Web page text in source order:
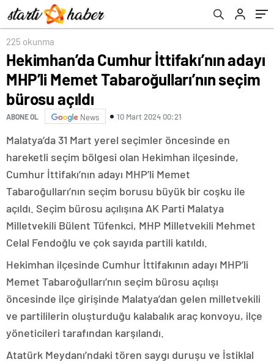
225 okunma
Hekimhan’da Cumhur İttifakı’nın adayı
MHP’li Memet Tabaroğulları’nın seçim
bürosu açıldı
ABONE OL News 10 Mart 2024 00:21
Malatya’da 31 Mart yerel seçimler öncesinde en
hareketli seçim bölgesi olan Hekimhan ilçesinde,
Cumhur İttifakı’nın adayı MHP’li Memet
Tabaroğulları’nın seçim borusu büyük bir coşku ile
açıldı. Seçim bürosu açılışına AK Parti Malatya
Milletvekili Bülent Tüfenkci, MHP Milletvekili Mehmet
Celal Fendoğlu ve çok sayıda partili katıldı.
Hekimhan ilçesinde Cumhur İttifakının adayı MHP’li
Memet Tabaroğulları’nın seçim bürosu açılışı
öncesinde ilçe girişinde Malatya’dan gelen milletvekili
ve partililerin oluşturduğu kalabalık araç konvoyu, ilçe
yöneticileri tarafından karşılandı.
Atatürk Meydanı’ndaki tören saygı duruşu ve İstiklal